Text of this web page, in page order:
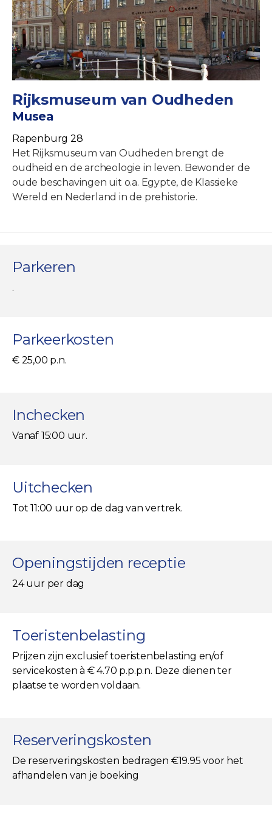
Rijksmuseum van Oudheden
Musea
Rapenburg 28
Het Rijksmuseum van Oudheden brengt de
oudheid en de archeologie in leven. Bewonder de
oude beschavingen uit o.a. Egypte, de Klassieke
Wereld en Nederland in de prehistorie.
Parkeren
.
Parkeerkosten
€ 25,00 p.n.
Inchecken
Vanaf 15:00 uur.
Uitchecken
Tot 11:00 uur op de dag van vertrek.
Openingstijden receptie
24 uur per dag
Toeristenbelasting
Prijzen zijn exclusief toeristenbelasting en/of
servicekosten à € 4.70 p.p.p.n. Deze dienen ter
plaatse te worden voldaan.
Reserveringskosten
De reserveringskosten bedragen €19.95 voor het
afhandelen van je boeking